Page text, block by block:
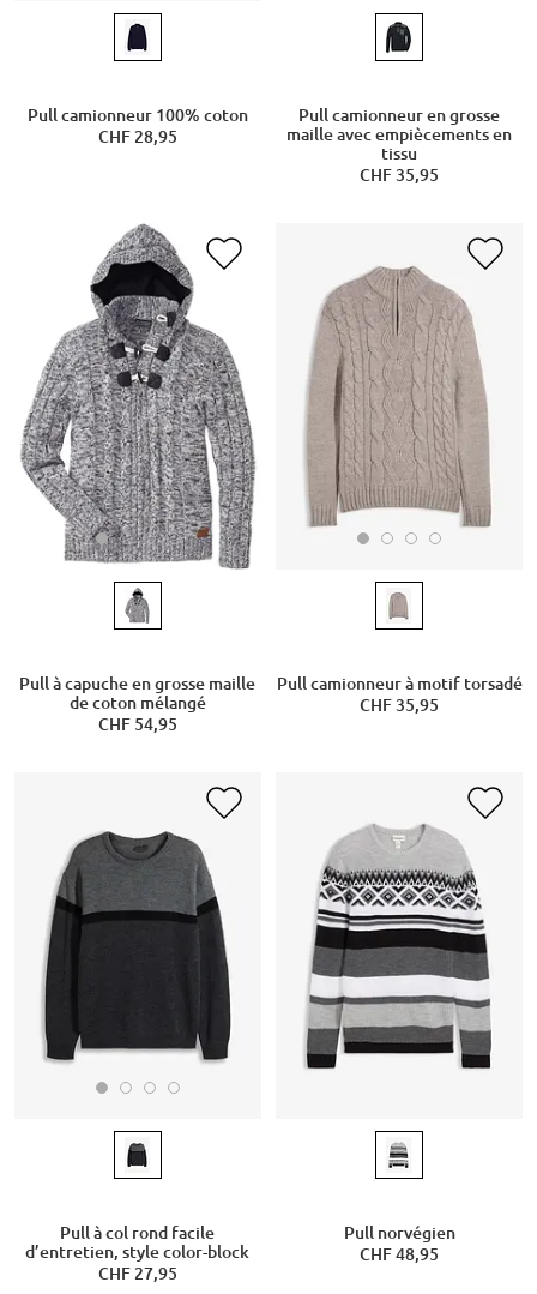
Pull camionneur 100% coton
CHF 28,95
Pull camionneur en grosse
maille avec empiècements en
tissu
CHF 35,95
Pull à capuche en grosse maille
de coton mélangé
CHF 54,95
Pull camionneur à motif torsadé
CHF 35,95
Pull à col rond facile
d’entretien, style color-block
CHF 27,95
Pull norvégien
CHF 48,95